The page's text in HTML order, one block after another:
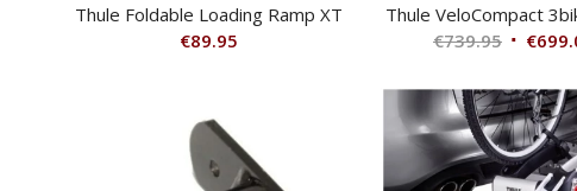
Thule Foldable Loading Ramp XT
€89.95
Thule VeloCompact
€739.95
was:
€